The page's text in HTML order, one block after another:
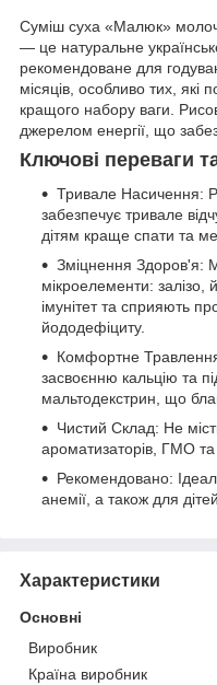
Суміш суха «Малюк»
— це натуральне
рекомендоване для
місяців, особливо тих, які
кращого набору ваги.
джерелом енергії, що
Ключові переваги
Тривале Насичення:
забезпечує тривале
дітям краще спати та
Зміцнення Здоров'я:
мікроелементи: залізо,
імунітет та сприяють
йододефіциту.
Комфортне
засвоєнню кальцію та
мальтодекстрин, що
Чистий Склад: Не
ароматизаторів, ГМО та
Рекомендовано:
анемії, а також для
Характеристики
Основні
Виробник
Країна виробник